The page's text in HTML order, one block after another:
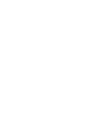
カルチャー
レファン」
化交流を創
す。
コスプレイヤ
深めていま
サポートを
。 開催を重